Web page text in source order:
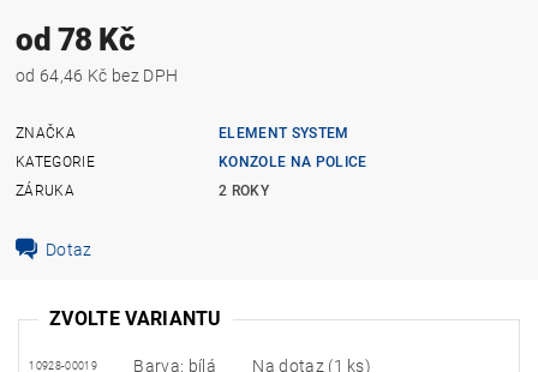
od 78 Kč
od 64,46 Kč bez DPH
ZNAČKA
ELEMENT SYSTEM
KATEGORIE
KONZOLE NA POLICE
ZÁRUKA
2 ROKY
Dotaz
ZVOLTE VARIANTU
10928-00019 Barva: bílá Na dotaz (1 ks)